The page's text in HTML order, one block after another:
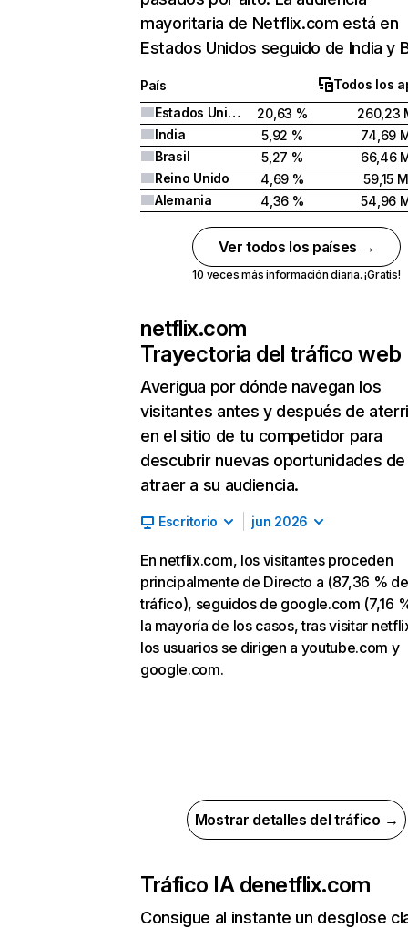
mayoritaria de Netflix.com está en
Estados Unidos seguido de India y
País
Todos los
Estados Unidos
20,63 %
260,23
India
5,92 %
74,69
Brasil
5,27 %
66,46
Reino Unido
4,69 %
59,15 M
Alemania
4,36 % 54,96
Ver todos los países →
10 veces más información diaria. ¡Gratis!
netflix.com
Trayectoria del tráfico web
Averigua por dónde navegan los
visitantes antes y después de
en el sitio de tu competidor para
descubrir nuevas oportunidades de
atraer a su audiencia.
Escritorio jun 2026
En netflix.com, los visitantes proceden
principalmente de Directo a (87,36 % de
tráfico), seguidos de google.com (7,16
la mayoría de los casos, tras visitar
los usuarios se dirigen a youtube.com y
google.com.
Mostrar detalles del tráfico →
Tráfico IA denetflix.com
Consigue al instante un desglose